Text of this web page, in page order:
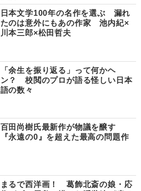
日本文学100年の名作を選ぶ 漏れ
たのは意外にもあの作家 池内紀×
川本三郎×松田哲夫
「余生を振り返る」って何かヘ
ン？ 校閲のプロが語る怪しい日本
語の数々
百田尚樹氏最新作が物議を醸す
『永遠の0』を超えた最高の問題作
まるで西洋画！ 葛飾北斎の娘・応